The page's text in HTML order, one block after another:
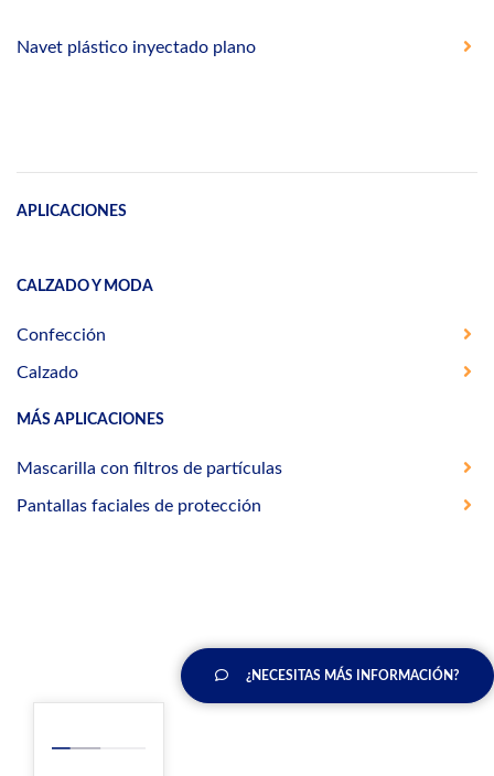
Navet plástico inyectado plano
APLICACIONES
CALZADO Y MODA
Confección
Calzado
MÁS APLICACIONES
Mascarilla con filtros de partículas
Pantallas faciales de protección
¿NECESITAS MÁS INFORMACIÓN?